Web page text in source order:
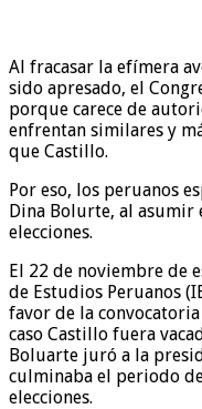
Al fracasar la efímera
sido apresado, el
porque carece de
enfrentan similares y
que Castillo.
Por eso, los peruanos
Dina Bolurte, al asumir
elecciones.
El 22 de noviembre de
de Estudios Peruanos
favor de la
caso Castillo fuera
Boluarte juró a la
culminaba el periodo
elecciones.